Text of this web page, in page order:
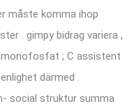
måste komma ihop
. gimpy bidrag variera ,
; C assistent
därmed .
social struktur summa